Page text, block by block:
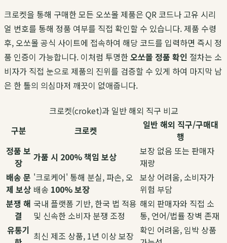
크로켓을 통해 구매한 모든 오쏘몰 제품은 QR 코드나 고유 시리
얼 번호를 통해 정품 여부를 직접 확인할 수 있습니다. 제품 수령
후, 오쏘몰 공식 사이트에 접속하여 해당 코드를 입력하면 즉시 정
품 인증이 가능합니다. 이처럼 투명한오쏘몰 정품 확인 절차는 소
비자가 직접 눈으로 제품의 진위를 검증할 수 있게 하여 마지막 남
은 한 톨의 의심마저 깨끗이 없애줍니다.
크로켓(croket)과 일반 해외 직구 비교
구분
크로켓
일반 해외 직구/구매대
행
정품 보
장
가품 시 200% 책임 보상
보장 없음 또는 판매자
재량
배송 문
제 보상
'크로케어' 통해 분실, 파손, 오
배송 100% 보장
보상 어려움, 소비자가
위험 부담
분쟁 해
결
국내 플랫폼 기반, 한국 법 적용
및 신속한 소비자 분쟁 조정
해외 판매자와 직접 소
통, 언어/법률 장벽 존재
유통기 최신 제조 상품, 1년 이상 보장 확인 어려움, 임박 상품